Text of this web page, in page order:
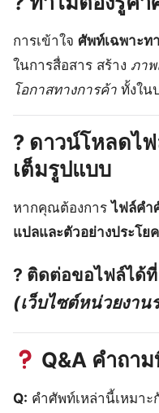
การเข้าใจ ศัพท์เฉพาะท
ในการสื่อสาร สร้าง ภา
โอกาสทางการค้า ทั้งใน
? ดาวน์โหลดไ
เต็มรูปแบบ
หากคุณต้องการไฟล์คำ
แปลและตัวอย่างประโยค
? ติดต่อขอไฟล์ได้ที่
(เว็บไซต์หน่วยงาน
Q&A คำถา
Q: คำศัพท์เหล่านี้เหมา